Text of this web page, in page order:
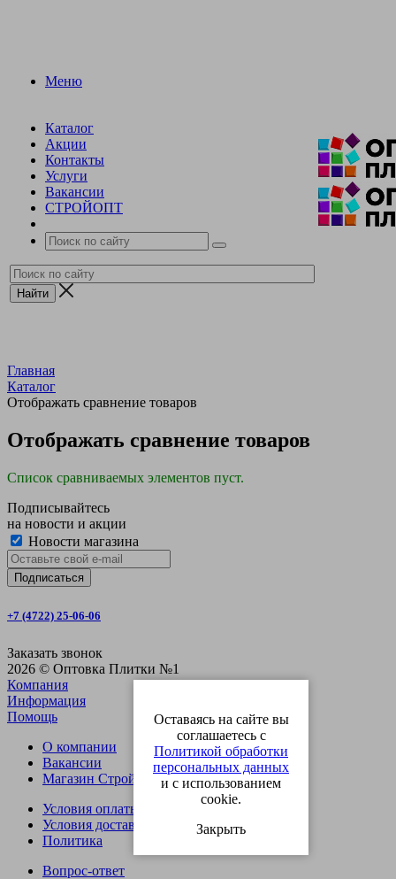
Меню
Каталог
Акции
Контакты
Услуги
Вакансии
СТРОЙОПТ
Главная
Каталог
Отображать сравнение товаров
Отображать сравнение товаров
Список сравниваемых элементов пуст.
Подписывайтесь
на новости и акции
Новости магазина
+7 (4722) 25-06-06
Заказать звонок
2026 © Оптовка Плитки №1
Компания
Информация
Помощь
О компании
Вакансии
Магазин СтройОпт
Условия оплаты
Условия доставки
Политика
Вопрос-ответ
Оставаясь на сайте вы
соглашаетесь с
Политикой обработки
персональных данных
и с использованием
cookie.
Закрыть